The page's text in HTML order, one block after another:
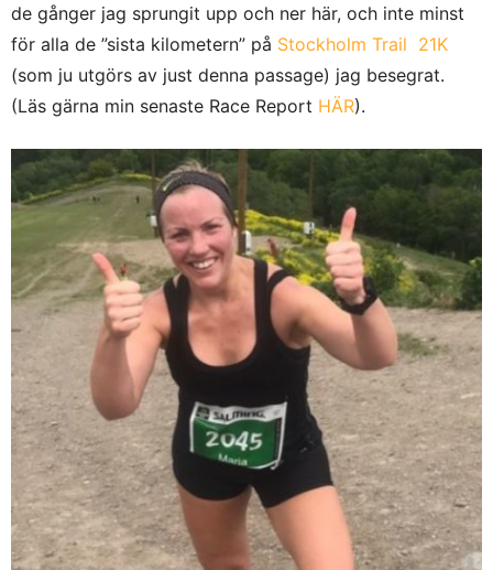
de gånger jag sprungit upp och ner här, och inte minst
för alla de ”sista kilometern” på Stockholm Trail 21K
(som ju utgörs av just denna passage) jag besegrat.
(Läs gärna min senaste Race Report HÄR).